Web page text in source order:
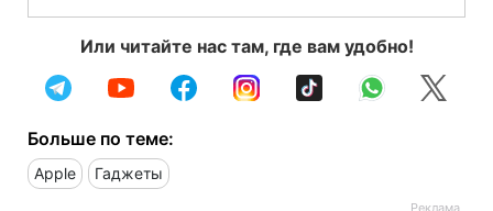
Или читайте нас там, где вам удобно!
Больше по теме:
Apple Гаджеты